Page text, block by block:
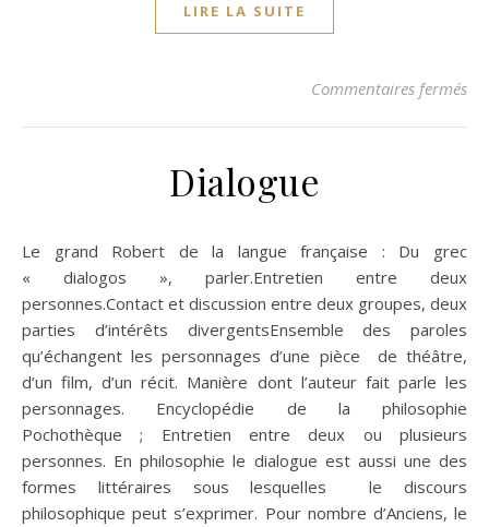
LIRE LA SUITE
Commentaires fermés
Dialogue
Le grand Robert de la langue française : Du grec
« dialogos », parler.Entretien entre deux
personnes.Contact et discussion entre deux groupes, deux
parties d’intérêts divergentsEnsemble des paroles
qu’échangent les personnages d’une pièce de théâtre,
d’un film, d’un récit. Manière dont l’auteur fait parle les
personnages. Encyclopédie de la philosophie
Pochothèque ; Entretien entre deux ou plusieurs
personnes. En philosophie le dialogue est aussi une des
formes littéraires sous lesquelles le discours
philosophique peut s’exprimer. Pour nombre d’Anciens, le